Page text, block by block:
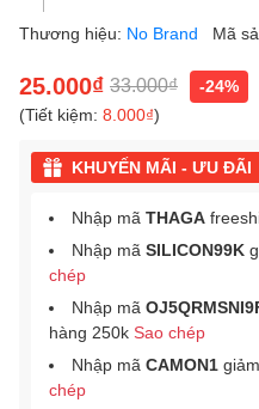
Thương hiệu: No Brand Mã
25.000₫ 33.000₫
-24%
(Tiết kiệm: 8.000₫)
KHUYẾN MÃI - ƯU ĐÃI
Nhập mã THAGA
Nhập mã SILICON99K
chép
Nhập mã
hàng 250k Sao chép
Nhập mã CAMON1
chép